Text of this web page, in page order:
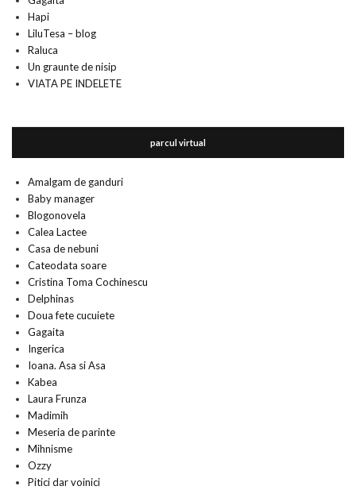
Hapi
LiluTesa – blog
Raluca
Un graunte de nisip
VIATA PE INDELETE
parcul virtual
Amalgam de ganduri
Baby manager
Blogonovela
Calea Lactee
Casa de nebuni
Cateodata soare
Cristina Toma Cochinescu
Delphinas
Doua fete cucuiete
Gagaita
Ingerica
Ioana. Asa si Asa
Kabea
Laura Frunza
Madimih
Meseria de parinte
Mihnisme
Ozzy
Pitici dar voinici